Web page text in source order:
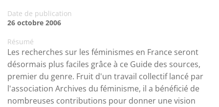
Date de publication
26 octobre 2006
Résumé
Les recherches sur les féminismes en France seront
désormais plus faciles grâce à ce Guide des sources,
premier du genre. Fruit d'un travail collectif lancé par
l'association Archives du féminisme, il a bénéficié de
nombreuses contributions pour donner une vision